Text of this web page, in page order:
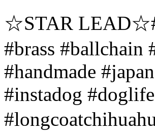
☆STAR
#brass #ballchain
#handmade
#instadog